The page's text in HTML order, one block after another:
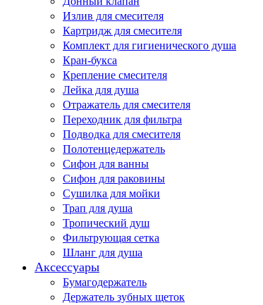
Излив для смесителя
Картридж для смесителя
Комплект для гигиенического душа
Кран-букса
Крепление смесителя
Лейка для душа
Отражатель для смесителя
Переходник для фильтра
Подводка для смесителя
Полотенцедержатель
Сифон для ванны
Сифон для раковины
Сушилка для мойки
Трап для душа
Тропический душ
Фильтрующая сетка
Шланг для душа
Аксессуары
Бумагодержатель
Держатель зубных щеток